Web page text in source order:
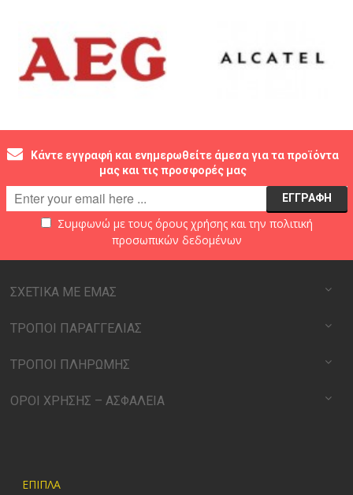
Κάντε εγγραφή και ενημερωθείτε άμεσα για τα προϊόντα
μας και τις προσφορές μας
Συμφωνώ με τους όρους χρήσηςκαι την πολιτική
προσωπικών δεδομένων
ΣΧΕΤΙΚΑ ΜΕ ΕΜΑΣ
ΤΡΟΠΟΙ ΠΑΡΑΓΓΕΛΙΑΣ
ΤΡΟΠΟΙ ΠΛΗΡΩΜΗΣ
ΟΡΟΙ ΧΡΗΣΗΣ – ΑΣΦΑΛΕΙΑ
ΕΠΙΠΛΑ